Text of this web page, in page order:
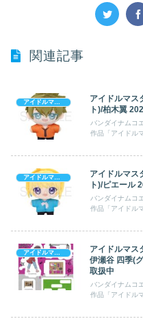
関連記事
アイドルマスター SideM
アイドルマス
ト)/柏木翼
バンダイナムコ
作品「アイドル
アイドルマスター SideM
アイドルマス
ト)/ピエール
バンダイナムコ
作品「アイドル
アイドルマス
伊瀬谷 四季(
取扱中
バンダイナムコ
作品「アイドル